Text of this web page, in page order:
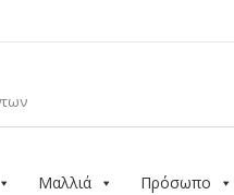
Μαλλιά Πρόσωπο